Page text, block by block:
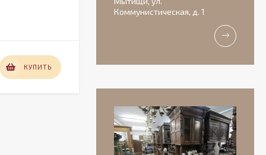
КУПИТЬ 12 000 КУПИТЬ
Коммунистическая, д. 1